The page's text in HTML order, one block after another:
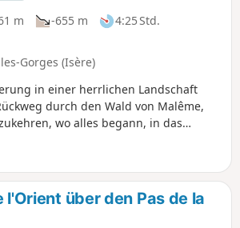
m -655 m
4:25 Std.
Gorges (Isère)
in einer herrlichen Landschaft
durch den Wald von Malême,
wo alles begann, in das
genießen.
l'Orient über den Pas de la